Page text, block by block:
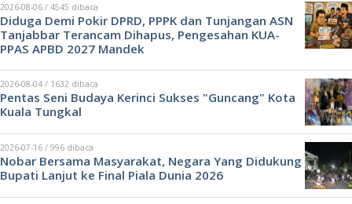
2026-08-06 / 4545 dibaca
Diduga Demi Pokir DPRD, PPPK dan Tunjangan ASN
Tanjabbar Terancam Dihapus, Pengesahan KUA-
PPAS APBD 2027 Mandek
2026-08-04 / 1632 dibaca
Pentas Seni Budaya Kerinci Sukses "Guncang" Kota
Kuala Tungkal
2026-07-16 / 996 dibaca
Nobar Bersama Masyarakat, Negara Yang Didukung
Bupati Lanjut ke Final Piala Dunia 2026